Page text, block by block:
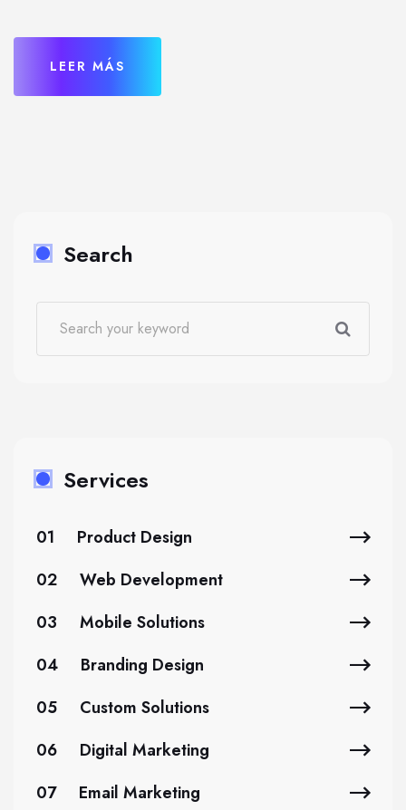
LEER MÁS
Search
Services
01
Product Design
02
Web Development
03
Mobile Solutions
04
Branding Design
05
Custom Solutions
06
Digital Marketing
07
Email Marketing